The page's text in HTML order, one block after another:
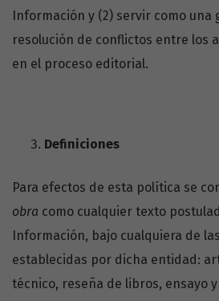
Información y (2) servir como una
resolución de conflictos entre los
en el proceso editorial.
Definiciones
Para efectos de esta política se
obra como cualquier texto
Información, bajo cualquiera de
establecidas por dicha entidad:
técnico, reseña de libros, ensayo